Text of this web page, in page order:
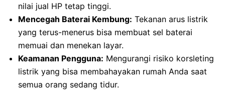
nilai jual HP tetap tinggi.
Mencegah Baterai Kembung: Tekanan arus listrik
yang terus-menerus bisa membuat sel baterai
memuai dan menekan layar.
Keamanan Pengguna: Mengurangi risiko korsleting
listrik yang bisa membahayakan rumah Anda saat
semua orang sedang tidur.